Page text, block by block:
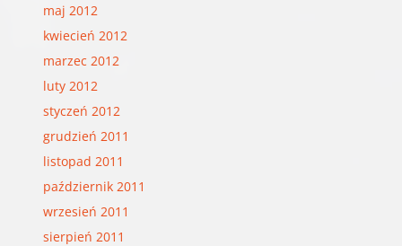
maj 2012
kwiecień 2012
marzec 2012
luty 2012
styczeń 2012
grudzień 2011
listopad 2011
październik 2011
wrzesień 2011
sierpień 2011